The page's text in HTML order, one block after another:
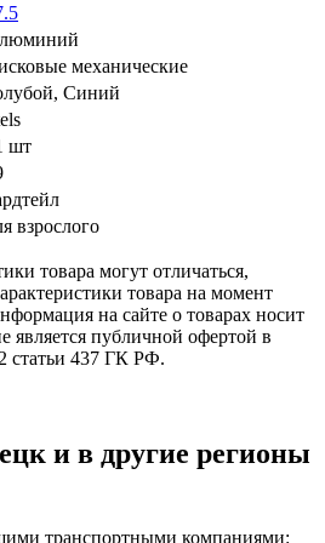
механические
Синий
шт
взрослого
товара могут отличаться,
товара на момент
на сайте о товарах носит
является публичной офертой в
статьи 437 ГК РФ.
и в другие регионы
транспортными компаниями: